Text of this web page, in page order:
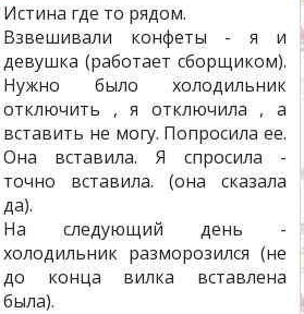
Истина где то рядом.
Взвешивали конфеты - я и
девушка (работает сборщиком).
Нужно было холодильник
отключить , я отключила , а
вставить не могу. Попросила ее.
Она вставила. Я спросила -
точно вставила. (она сказала
да).
На следующий день -
холодильник разморозился (не
до конца вилка вставлена
была).